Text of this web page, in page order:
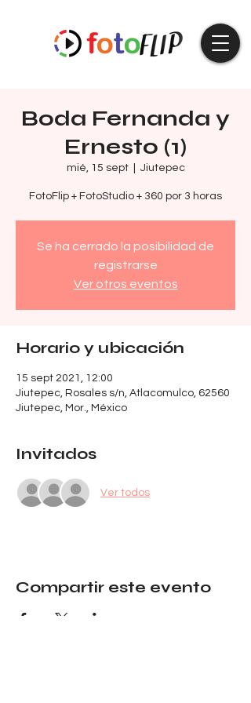
Boda Fernanda y
Ernesto (1)
mié, 15 sept
  |
Jiutepec
FotoFlip + FotoStudio + 360 por 3 horas
Se ha cerrado la posibilidad de
registrarse
Ver otros eventos
Horario y ubicación
15 sept 2021, 12:00
Jiutepec, Rosales s/n, Atlacomulco, 62560
Jiutepec, Mor., México
Invitados
Ver todos
Compartir este evento